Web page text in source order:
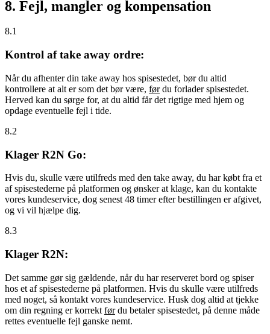
8. Fejl, mangler og kompensation
8.1
Kontrol af take away ordre:
Når du afhenter din take away hos spisestedet, bør du altid
kontrollere at alt er som det bør være, førdu forlader spisestedet.
Herved kan du sørge for, at du altid får det rigtige med hjem og
opdage eventuelle fejl i tide.
8.2
Klager R2N Go:
Hvis du, skulle være utilfreds med den take away, du har købt fra et
af spisestederne på platformen og ønsker at klage, kan du kontakte
vores kundeservice, dog senest 48 timer efter bestillingen er afgivet,
og vi vil hjælpe dig.
8.3
Klager R2N:
Det samme gør sig gældende, når du har reserveret bord og spiser
hos et af spisestederne på platformen. Hvis du skulle være utilfreds
med noget, så kontakt vores kundeservice. Husk dog altid at tjekke
om din regning er korrekt førdu betaler spisestedet, på denne måde
rettes eventuelle fejl ganske nemt.